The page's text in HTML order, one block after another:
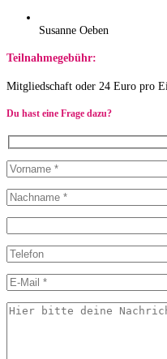
Susanne Oeben
Teilnahmegebühr:
Mitgliedschaft oder 24 Euro pro
Du hast eine Frage dazu?